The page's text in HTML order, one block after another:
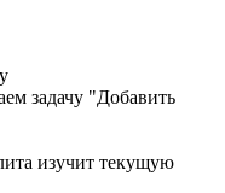
задачу "Добавить